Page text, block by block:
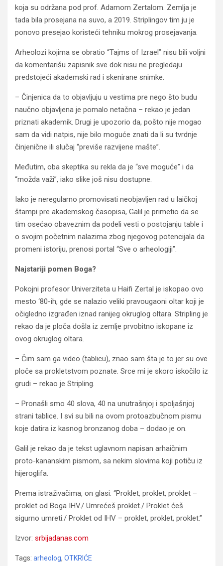
koja su održana pod prof. Adamom Zertalom. Zemlja je
tada bila prosejana na suvo, a 2019. Striplingov tim ju je
ponovo presejao koristeći tehniku mokrog prosejavanja.
Arheolozi kojima se obratio “Tajms of Izrael” nisu bili voljni
da komentarišu zapisnik sve dok nisu ne pregledaju
predstojeći akademski rad i skenirane snimke.
– Činjenica da to objavljuju u vestima pre nego što budu
naučno objavljena je pomalo netačna – rekao je jedan
priznati akademik. Drugi je upozorio da, pošto nije mogao
sam da vidi natpis, nije bilo moguće znati da li su tvrdnje
činjenične ili slučaj “previše razvijene mašte”.
Međutim, oba skeptika su rekla da je “sve moguće” i da
“možda važi”, iako slike još nisu dostupne.
Iako je neregularno promovisati neobjavljen rad u laičkoj
štampi pre akademskog časopisa, Galil je primetio da se
tim osećao obaveznim da podeli vesti o postojanju table i
o svojim početnim nalazima zbog njegovog potencijala da
promeni istoriju, prenosi portal “Sve o arheologiji”.
Najstariji pomen Boga?
Pokojni profesor Univerziteta u Haifi Zertal je iskopao ovo
mesto ‘80-ih, gde se nalazio veliki pravougaoni oltar koji je
očigledno izgrađen iznad ranijeg okruglog oltara. Stripling je
rekao da je ploča došla iz zemlje prvobitno iskopane iz
ovog okruglog oltara.
– Čim sam ga video (tablicu), znao sam šta je to jer su ove
ploče sa prokletstvom poznate. Srce mi je skoro iskočilo iz
grudi – rekao je Stripling.
– Pronašli smo 40 slova, 40 na unutrašnjoj i spoljašnjoj
strani tablice. I svi su bili na ovom protoazbučnom pismu
koje datira iz kasnog bronzanog doba – dodao je on.
Galil je rekao da je tekst uglavnom napisan arhaičnim
proto-kananskim pismom, sa nekim slovima koji potiču iz
hijeroglifa.
Prema istraživačima, on glasi: “Proklet, proklet, proklet –
proklet od Boga IHV./ Umrećeš proklet./ Proklet ćeš
sigurno umreti./ Proklet od IHV – proklet, proklet, proklet.”
Izvor: srbijadanas.com
Tags: arheolog, OTKRIĆE